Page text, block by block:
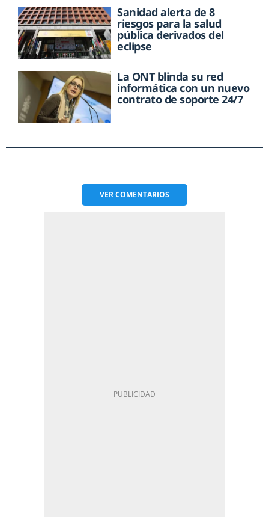
Sanidad alerta de 8
riesgos para la salud
pública derivados del
eclipse
La ONT blinda su red
informática con un nuevo
contrato de soporte 24/7
VERCOMENTARIOS